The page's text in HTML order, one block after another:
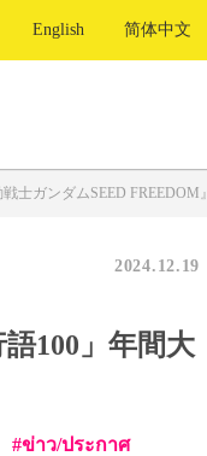
English 简体中文
士ガンダムSEED FREEDOM』
2024.12.19
100」年間大
ข่าว/ประกาศ